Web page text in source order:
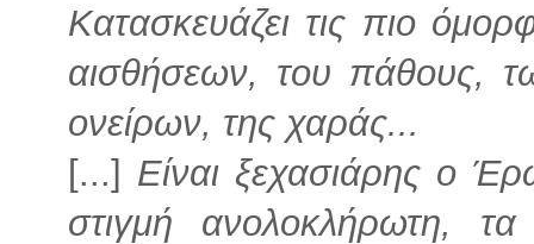
Κατασκευάζει τις πιο
αισθήσεων, του πάθους,
ονείρων, της χαράς...
[...] Είναι ξεχασιάρης ο
στιγμή ανολοκλήρωτη, τα